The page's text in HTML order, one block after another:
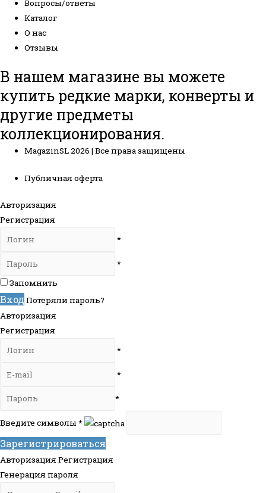
Вопросы/ответы
Каталог
О нас
Отзывы
В нашем магазине вы можете
купить редкие марки, конверты и
другие предметы
коллекционирования.
MagazinSL 2026 | Все права защищены
Публичная оферта
Авторизация
Регистрация
*
*
Запомнить
Вход Потеряли пароль?
Авторизация
Регистрация
*
*
*
Введите символы*
Зарегистрироваться
АвторизацияРегистрация
Генерация пароля